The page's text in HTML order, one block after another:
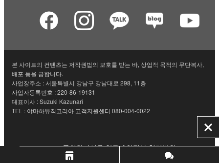
닫
기
본 사이트의 컨텐츠는 저작권법의 보호를 받는 바, 상업적 목적의 무단복사,
배포 등을 금합니다.
사업장주소 : 서울특별시 강남구 강남대로 298, 11층
사업자등록번호 : 220-86-19131
대표이사 : Suzuki Kazunari
TEL : 야마하뮤직코리아 고객지원센터 080-004-0022
문의하기이용 약관개인정보 처리방침